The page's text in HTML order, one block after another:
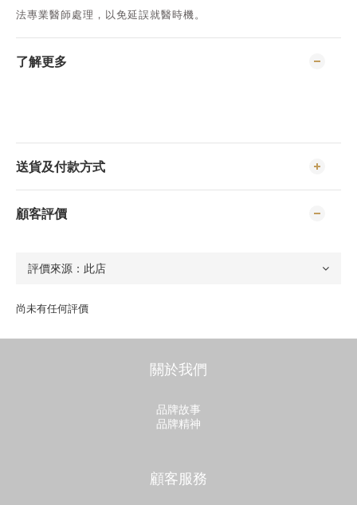
法專業醫師處理，以免延誤就醫時機。
了解更多
送貨及付款方式
顧客評價
尚未有任何評價
關於我們
品牌故事
品牌精神
顧客服務